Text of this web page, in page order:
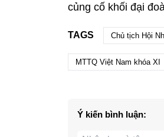
củng cố khối đại
TAGS Chủ tịch Hội
MTTQ Việt Nam khóa XI
Ý kiến bình luận: